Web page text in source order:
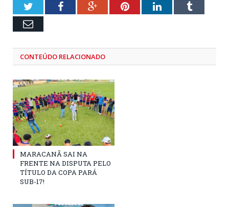
TwitterFacebookGoogle+PinterestLinkedInTumblr
Email
CONTEÚDO RELACIONADO
MARACANÃ SAI NA
FRENTE NA DISPUTA PELO
TÍTULO DA COPA PARÁ
SUB-17!